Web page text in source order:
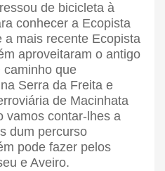
de bicicleta à
conhecer a Ecopista
a mais recente Ecopista
aproveitaram o antigo
caminho que
Serra da Freita e
de Macinhata
vamos contar-lhes a
dum percurso
pode fazer pelos
e Aveiro.